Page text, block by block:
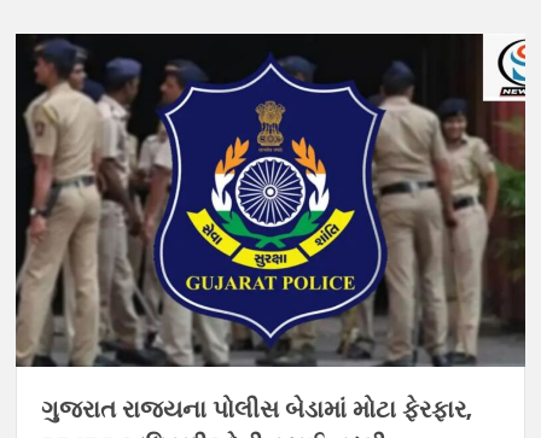
ગુજરાત રાજ્યના પોલીસ બેડામાં મોટા ફેરફાર,